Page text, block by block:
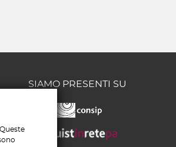
SIAMO PRESENTI SU